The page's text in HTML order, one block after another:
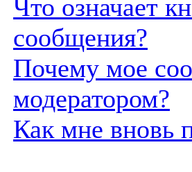
Что означает
сообщения?
Почему мое
модератором?
Как мне вновь